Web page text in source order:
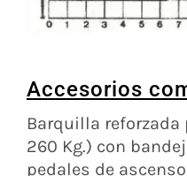
Accesorios
Barquilla reforzada
260 Kg.) con
pedales de